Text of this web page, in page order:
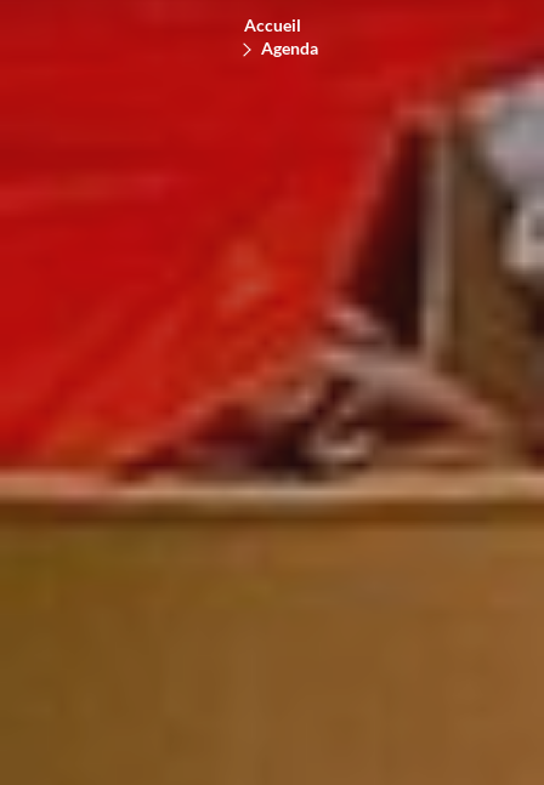
Accueil
Agenda